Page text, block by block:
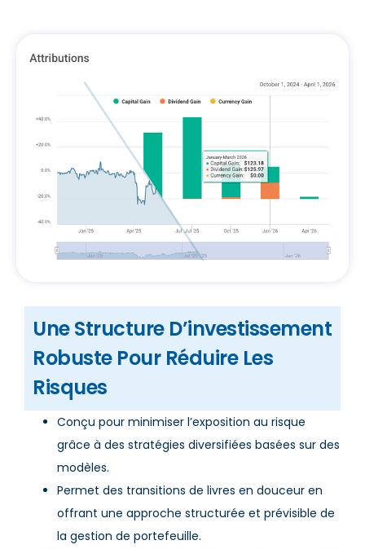
Une Structure D’investissement
Robuste Pour Réduire Les
Risques
Conçu pour minimiser l’exposition au risque
grâce à des stratégies diversifiées basées sur des
modèles.
Permet des transitions de livres en douceur en
offrant une approche structurée et prévisible de
la gestion de portefeuille.